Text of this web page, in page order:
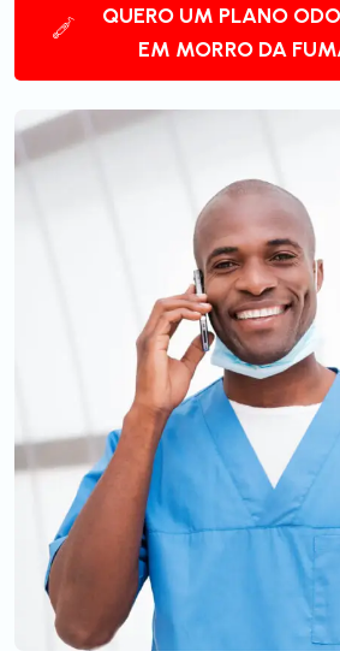
QUERO UM PLANO
EM MORRO DA